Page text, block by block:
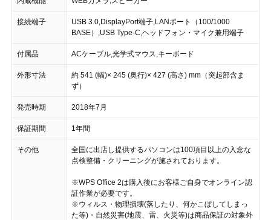
接続端子
USB 3.0,DisplayPort端子,LANポート（100/1000
BASE）,USB Type-C,ヘッドフォン・マイク兼用端子
付属品 ACケーブル,光学式マウス,キーボード
外形寸法
約 541 (幅)× 245 (奥行)× 427 (高さ) mm（突起部含ま
ず）
発売時期 2018年7月
保証期間 1年間
その他
全国に出店し提供するパソコンは100項目以上の入念な
点検整備・クリーニングが施されております。
※WPS Office 2は購入後にお客様ご自身でオンライン認
証作業が必要です。
※ウィルス・物理損壊(落したり、何かこぼしてしまっ
た等)・自然災害(地震、雷、火災等)は商品保証の対象外